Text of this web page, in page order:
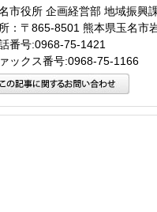
市役所 企画経営部 地域振興
：〒865-8501 熊本県玉名市
番号:0968-75-1421
ックス番号:0968-75-1166